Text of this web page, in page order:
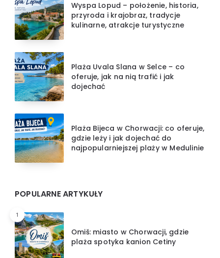
Wyspa Lopud – położenie, historia,
przyroda i krajobraz, tradycje
kulinarne, atrakcje turystyczne
Plaża Uvala Slana w Selce – co
oferuje, jak na nią trafić i jak
dojechać
Plaża Bijeca w Chorwacji: co oferuje,
gdzie leży i jak dojechać do
najpopularniejszej plaży w Medulinie
POPULARNE ARTYKUŁY
1
Omiš: miasto w Chorwacji, gdzie
plaża spotyka kanion Cetiny